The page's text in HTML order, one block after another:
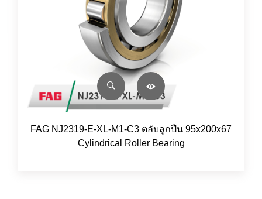
FAG NJ2319-E-XL-M1-C3 ตลับลูกปืน 95x200x67
Cylindrical Roller Bearing